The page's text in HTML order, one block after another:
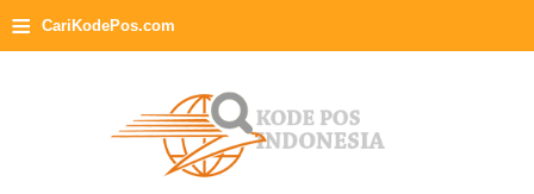
≡ CariKodePos.com